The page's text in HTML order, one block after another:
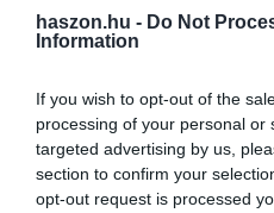
haszon.hu - Do Not
Information
If you wish to opt-out of the
processing of your personal or
targeted advertising by us,
section to confirm your
opt-out request is processed
ÉLETSTÍLUS
Viszály a szomszéddal a